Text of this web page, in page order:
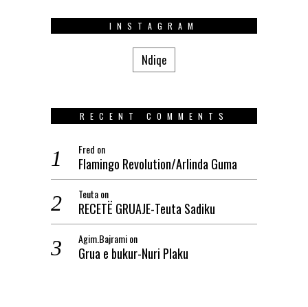
INSTAGRAM
Ndiqe
RECENT COMMENTS
Fred on
Flamingo Revolution/Arlinda Guma
Teutaon
RECETË GRUAJE-Teuta Sadiku
Agim.Bajramion
Grua e bukur-Nuri Plaku